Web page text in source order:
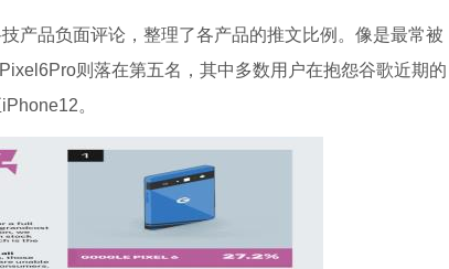
产品负面评论，整理了各产品的推文比例。像是最常被
则落在第五名，其中多数用户在抱怨谷歌近期的
。